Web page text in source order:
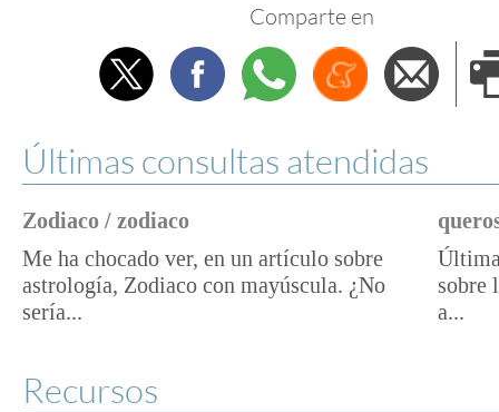
Comparte en
TwitterFacebookWhatsappMenéame
Últimas consultas atendidas
Zodiaco / zodiaco
Me ha chocado ver, en un artículo sobre
astrología, Zodiaco con mayúscula. ¿No
sería...
sobre
a...
Recursos